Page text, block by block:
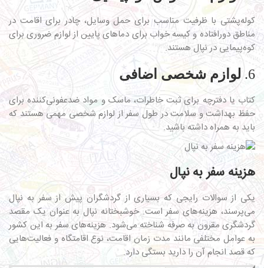
کوله‌پشتی با ظرفیت مناسب برای حمل وسایل، چادر برای اقامت در
مناطق دورافتاده و کیسه خواب برای دماهای پایین از لوازم ضروری برای
کوه‌پیمایی در نپال هستند.
6. لوازم شخصی اضافی
کتاب یا دفترچه برای ثبت خاطرات، ماسک و مواد ضدعفونی‌کننده برای
حفظ بهداشت و سلامت در طول سفر از لوازم شخصی مهمی هستند که
باید به همراه داشته باشید.
هزینه سفر به نپال
یکی از سوالات رایجی که بسیاری از گردشگران پیش از سفر به نپال
می‌پرسند، هزینه‌های سفر است. خوشبختانه نپال به عنوان یک مقصد
گردشگری مقرون به صرفه شناخته می‌شود. هزینه‌های سفر به این کشور
به عوامل مختلفی مانند مدت زمان اقامت، نوع اقامتگاه و فعالیت‌هایی
که قصد انجام آن را دارید بستگی دارد.